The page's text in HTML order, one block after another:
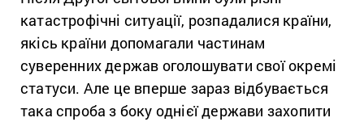
катастрофічні ситуації, розпадалися країни,
якісь країни допомагали частинам
суверенних держав оголошувати свої окремі
статуси. Але це вперше зараз відбувається
така спроба з боку однієї держави захопити